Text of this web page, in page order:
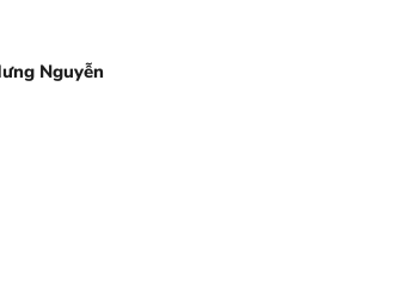
Nguyễn